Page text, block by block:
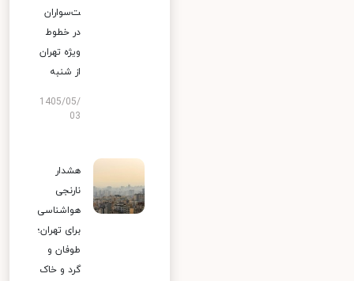
ت‌سواران
در خطوط
ویژه تهران
از شنبه
1405/05/
03
هشدار
نارنجی
هواشناسی
برای تهران؛
طوفان و
گرد و خاک